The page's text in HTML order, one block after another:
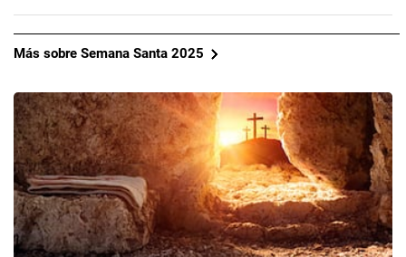
Más sobre Semana Santa 2025